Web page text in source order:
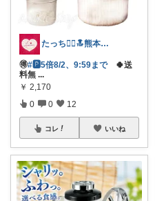
たっち🙇‍♀️🔝熊本Rｸﾗｯﾁ募金
🉐#🅿️5倍8/2、9:59まで🍀送
料無 ...
￥ 2,170
0 0 12
コレ いいね